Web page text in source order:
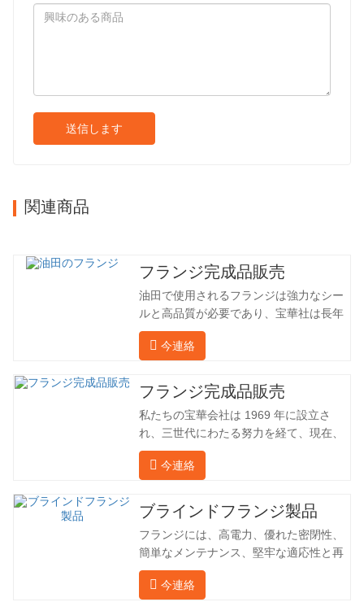
送信します
関連商品
フランジ完成品販売
油田で使用されるフランジは強力なシー
ルと高品質が必要であり、宝華社は長年
油田でフランジを加工し、間接的に外国
（ドイツ、ロシア）に輸出してきまし
社は海外の顧客と直接輸出入し、第三者
手数料を回避して、強力な製品品質と低
価格を確保したいと考えています。以下
の表はこの製品の情報です。以下に当社
の簡単な紹介をさせていただきます。 材
料 4130-75K 硬度 207-237 内径 57.76 外
に設立され、三世代にわたる努力を経
て、現在、敷地面積は 50,…
今連絡
フランジ完成品販売
私たちの宝華会社は 1969 年に設立さ
れ、三世代にわたる努力を経て、現在、
敷地面積は 50,000 平方メートル、建築
面積は 25,000 平方メートルです。従業
は 46 名です。鍛造品の年間生産量は3万
トン。主に自動車、油圧機械、風力発
電、石油機械部品、建設機械、鉱業、冶
金、造船機械などの産業で関連アクセサ
リーを生産しています。販売される製品
は国内外向けです。同社は独自の技術研
今連絡
ブラインドフランジ製品
フランジには、高電力、優れた密閉性、
簡単なメンテナンス、堅牢な適応性と再
利用性という恩恵があり、パイプライン
システムにとって不可欠かつ不可欠な要
今連絡